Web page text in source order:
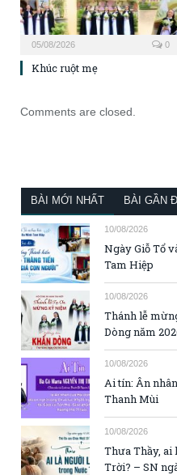
05/08/2026 0
Khúc ruột mẹ
Comments are closed.
BÀI MỚI NHẤT BÀI GẦN
10/08/2026
Ngày Giỗ Tổ
Tam Hiệp
10/08/2026
Thánh lễ
Dòng năm
10/08/2026
Ai tín: Ân
Thanh Mùi
10/08/2026
Thưa Thầy, ai
Trời? – SN